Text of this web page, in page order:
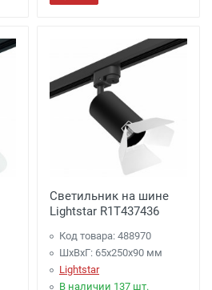
Светильник на шине
Lightstar R1T437436
Код товара: 488970
ШхВхГ: 65x250x90 мм
Lightstar
В наличии 137 шт.